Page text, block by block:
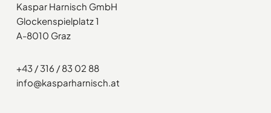
Kaspar Harnisch GmbH
Glockenspielplatz 1
A-8010 Graz
+43 / 316 / 83 02 88
info@kasparharnisch.at